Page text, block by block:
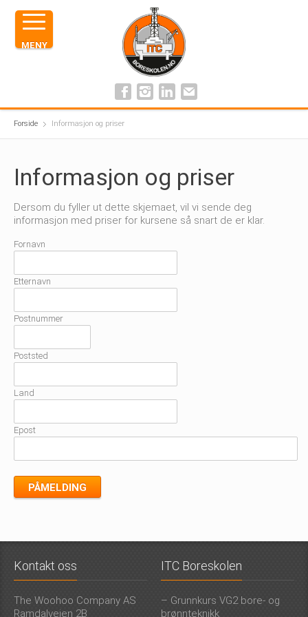
Forside Informasjon og priser
Informasjon og priser
Dersom du fyller ut dette skjemaet, vil vi sende deg
informasjon med priser for kursene så snart de er klar.
Fornavn
Etternavn
Postnummer
Poststed
Land
Epost
Kontakt oss
The Woohoo Company AS
Ramdalveien 2B
ITC Boreskolen
– Grunnkurs VG2 bore- og
brønnteknikk
MENY